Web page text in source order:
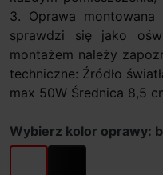
3. Oprawa
sprawdzi się jako
montażem należy
techniczne: Źródło
max 50W Średnica 8,5
Wybierz kolor oprawy:
biały czarny